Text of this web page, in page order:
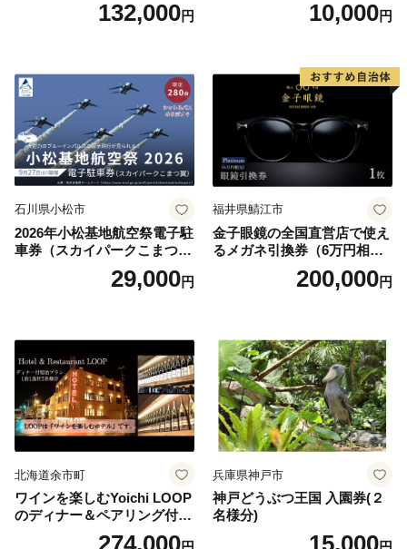
132,000円
円分）【トラベル 観光 旅行
10,000円
石川県小松市
2026年小松基地航空祭電子駐
車券（スカイパークこまつ
翼） 駐車場 シャトルバスの
りばすぐ 石川県 小松市
29,000円
福井県鯖江市
金子眼鏡の全国直営店で使え
るメガネ引換券（6万円相
当） Platinum200,000円
北海道余市町
ワインを楽しむYoichi LOOP
のディナー＆ペアリング付宿
泊プラン＜デラックスツイン
兵庫県神戸市
神戸どうぶつ王国 入園券(２
名様分)